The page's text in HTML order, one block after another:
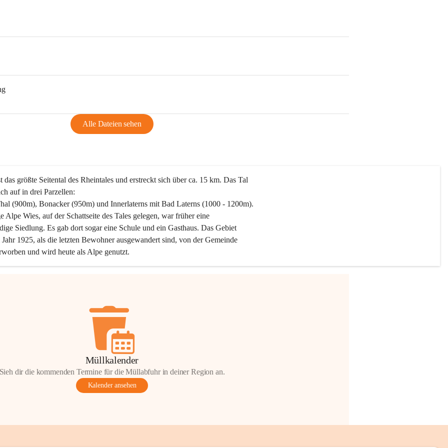
Alle Dateien sehen
das größte Seitental des Rheintales und erstreckt sich über ca. 15 km. Das Tal
auf in drei Parzellen:
(900m), Bonacker (950m) und Innerlaterns mit Bad Laterns (1000 - 1200m).
Alpe Wies, auf der Schattseite des Tales gelegen, war früher eine
Siedlung. Es gab dort sogar eine Schule und ein Gasthaus. Das Gebiet
1925, als die letzten Bewohner ausgewandert sind, von der Gemeinde
und wird heute als Alpe genutzt.
Müllkalender
dir die kommenden Termine für die Müllabfuhr in deiner Region an.
Kalender ansehen